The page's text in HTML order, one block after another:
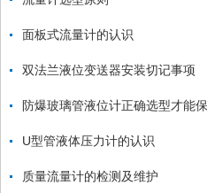
面板式流量计的认识
双法兰液位变送器安装切记事项
U型管液体压力计的认识
质量流量计的检测及维护